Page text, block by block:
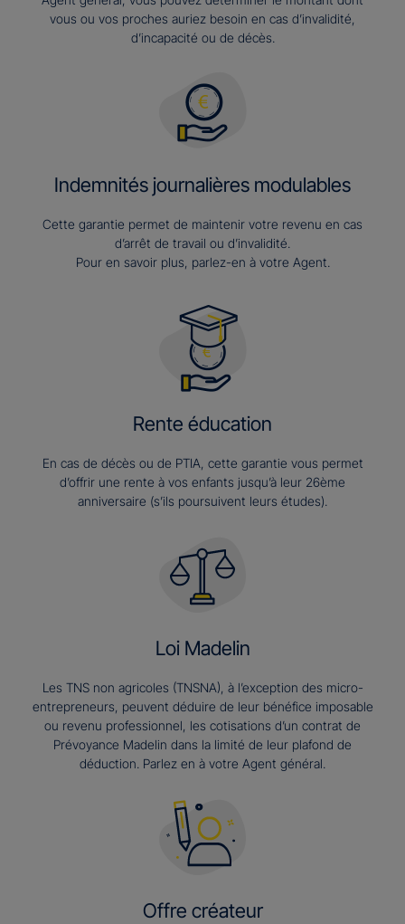
vous ou vos proches auriez besoin en cas d’invalidité,
d’incapacité ou de décès.
Indemnités journalières modulables
Cette garantie permet de maintenir votre revenu en cas
d’arrêt de travail ou d’invalidité.
Pour en savoir plus, parlez-en à votre Agent.
Rente éducation
En cas de décès ou de PTIA, cette garantie vous permet
d’offrir une rente à vos enfants jusqu’à leur 26ème
anniversaire (s’ils poursuivent leurs études).​
Loi Madelin
Les TNS non agricoles (TNSNA), à l’exception des micro-
entrepreneurs, peuvent déduire de leur bénéfice imposable
ou revenu professionnel, les cotisations d’un contrat de
Prévoyance Madelin dans la limité de leur plafond de
déduction. Parlez en à votre Agent général.
Offre créateur